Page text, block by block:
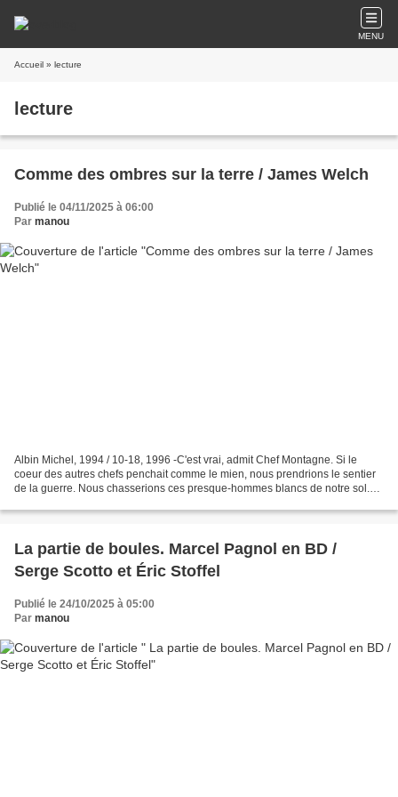
MENU
Accueil » lecture
lecture
Comme des ombres sur la terre / James Welch
Publié le 04/11/2025 à 06:00
Par manou
Albin Michel, 1994 / 10-18, 1996 -C'est vrai, admit Chef Montagne. Si le
coeur des autres chefs penchait comme le mien, nous prendrions le sentier
de la guerre. Nous chasserions ces presque-hommes blancs de notre sol.
La partie de boules. Marcel Pagnol en BD /
Serge Scotto et Éric Stoffel
Publié le 24/10/2025 à 05:00
Par manou